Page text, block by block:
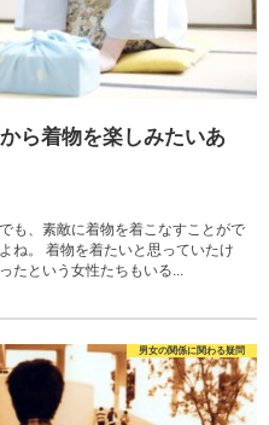
ら着物を楽しみたいあ
も、素敵に着物を着こなすことがで
ね。 着物を着たいと思っていたけ
たという女性たちもいる...
男女の関係に関わる疑問